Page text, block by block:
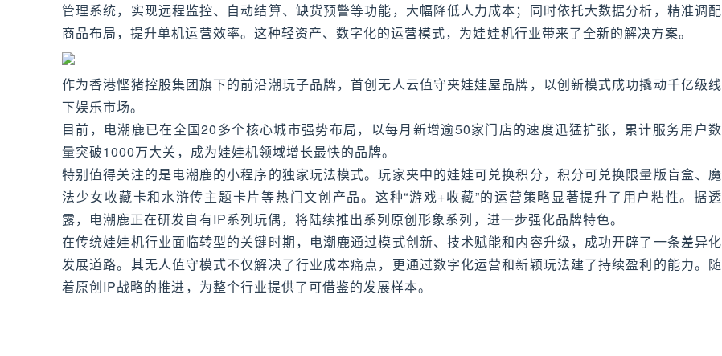
管理系统，实现远程监控、自动结算、缺货预警等功能，大幅降低人力成本；同时依托大数据分析，精准调配
商品布局，提升单机运营效率。这种轻资产、数字化的运营模式，为娃娃机行业带来了全新的解决方案。
作为香港悭猪控股集团旗下的前沿潮玩子品牌，首创无人云值守夹娃娃屋品牌，以创新模式成功撬动千亿级线
下娱乐市场。
目前，电潮鹿已在全国20多个核心城市强势布局，以每月新增逾50家门店的速度迅猛扩张，累计服务用户数
量突破1000万大关，成为娃娃机领域增长最快的品牌。
特别值得关注的是电潮鹿的小程序的独家玩法模式。玩家夹中的娃娃可兑换积分，积分可兑换限量版盲盒、魔
法少女收藏卡和水浒传主题卡片等热门文创产品。这种“游戏+收藏”的运营策略显著提升了用户粘性。据透
露，电潮鹿正在研发自有IP系列玩偶，将陆续推出系列原创形象系列，进一步强化品牌特色。
在传统娃娃机行业面临转型的关键时期，电潮鹿通过模式创新、技术赋能和内容升级，成功开辟了一条差异化
发展道路。其无人值守模式不仅解决了行业成本痛点，更通过数字化运营和新颖玩法建了持续盈利的能力。随
着原创IP战略的推进，为整个行业提供了可借鉴的发展样本。